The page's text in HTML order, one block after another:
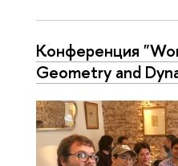
Конференция
Geometry and